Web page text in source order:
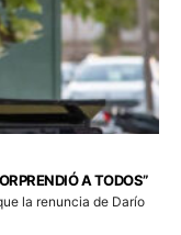
A TODOS”
la renuncia de Darío